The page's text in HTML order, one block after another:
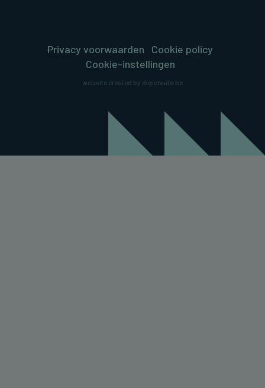
Privacy voorwaarden
Cookie policy
Cookie-instellingen
website created by digicreate.be